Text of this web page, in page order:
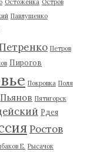
Остоженка Остров
Павлушенко
Петренко Петров
Пирогов
Покровка Поля
Пьянов Пятигорск
Рдея
Ростов
Е. Рысачок